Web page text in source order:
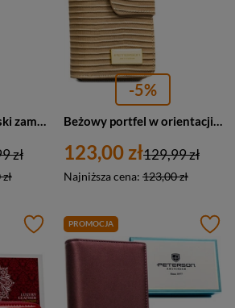
Beżowy portfel damski zamykany na magnes i suwak, zdobiony plecionką - Peterson
zł
-5%
Beżowy portfel w orientacji pionowej wykonany ze skóry naturalnej i ekologicznej ze wzorem w plecionkę - Peterson
123,00 zł
Najniższa cena: 123,00 zł
129,99 zł
PROMOCJA